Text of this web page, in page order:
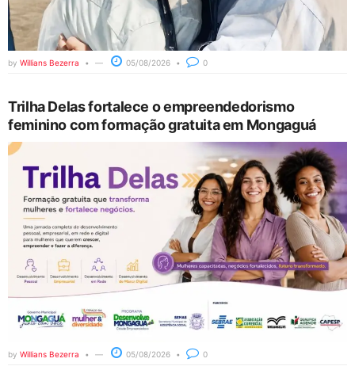
by Willians Bezerra 05/08/2026 0
Trilha Delas fortalece o empreendedorismo
feminino com formação gratuita em Mongaguá
by Willians Bezerra 05/08/2026 0